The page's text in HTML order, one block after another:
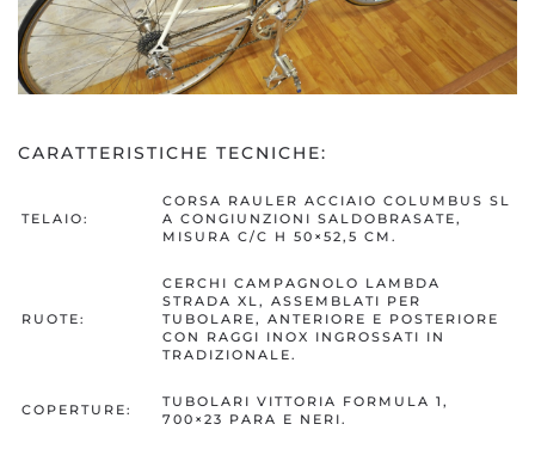
CARATTERISTICHE TECNICHE:
TELAIO:
CORSA RAULER ACCIAIO COLUMBUS SL
A CONGIUNZIONI SALDOBRASATE,
MISURA C/C H 50×52,5 CM.
RUOTE:
CERCHI CAMPAGNOLO LAMBDA
STRADA XL, ASSEMBLATI PER
TUBOLARE, ANTERIORE E POSTERIORE
CON RAGGI INOX INGROSSATI IN
TRADIZIONALE.
COPERTURE:
TUBOLARI VITTORIA FORMULA 1,
700×23 PARA E NERI.